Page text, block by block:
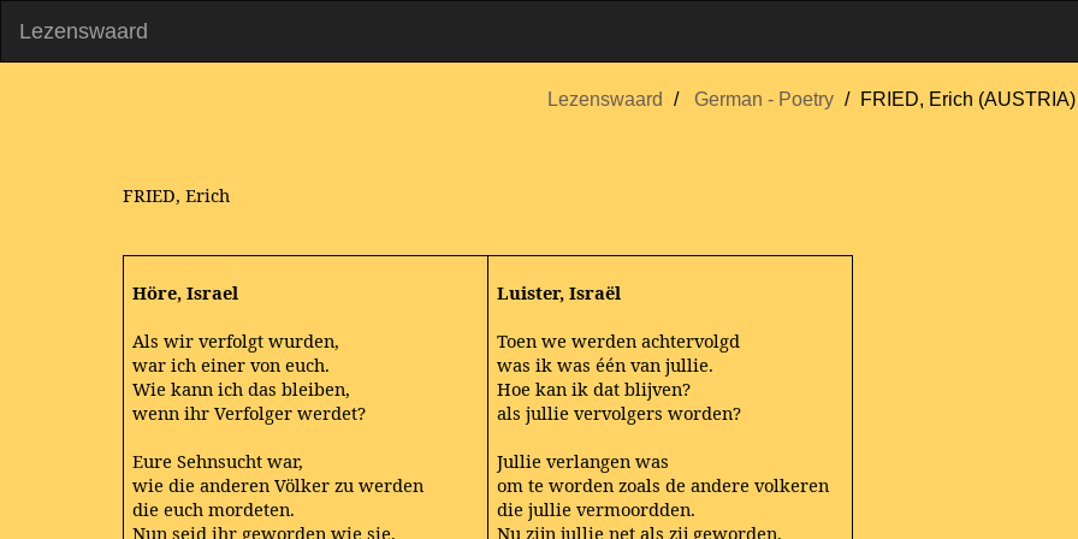
Lezenswaard
Lezenswaard German - Poetry FRIED, Erich (AUSTRIA)
FRIED, Erich
Höre, Israel
Als wir verfolgt wurden,
war ich einer von euch.
Wie kann ich das bleiben,
wenn ihr Verfolger werdet?
Eure Sehnsucht war,
wie die anderen Völker zu werden
die euch mordeten.
Nun seid ihr geworden wie sie.
Luister, Israël
Toen we werden achtervolgd
was ik was één van jullie.
Hoe kan ik dat blijven?
als jullie vervolgers worden?
Jullie verlangen was
om te worden zoals de andere volkeren
die jullie vermoordden.
Nu zijn jullie net als zij geworden.